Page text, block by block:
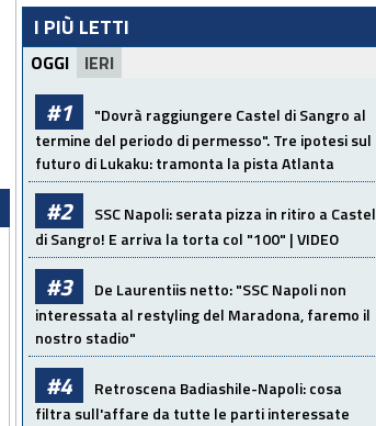
I PIÙ LETTI
OGGI IERI
#1
"Dovrà raggiungere Castel di Sangro al
termine del periodo di permesso". Tre ipotesi sul
futuro di Lukaku: tramonta la pista Atlanta
#2
SSC Napoli: serata pizza in ritiro a Castel
di Sangro! E arriva la torta col "100" | VIDEO
#3
De Laurentiis netto: "SSC Napoli non
interessata al restyling del Maradona, faremo il
nostro stadio"
#4
Retroscena Badiashile-Napoli: cosa
filtra sull'affare da tutte le parti interessate